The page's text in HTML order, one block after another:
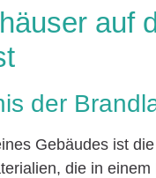
auf
der
Gebäudes ist
die in einem